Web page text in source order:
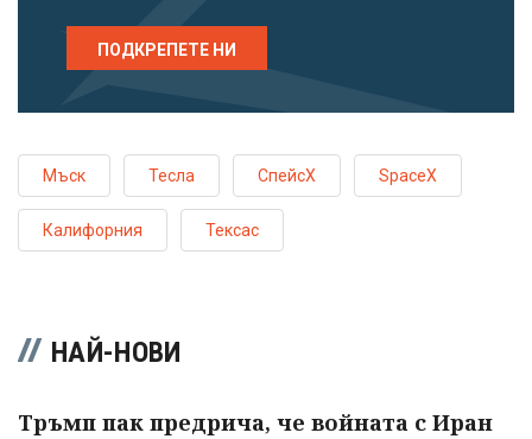
ПОДКРЕПЕТЕ НИ
Мъск Тесла СпейсХ SpaceX
Калифорния Тексас
НАЙ-НОВИ
Тръмп пак предрича, че войната с Иран